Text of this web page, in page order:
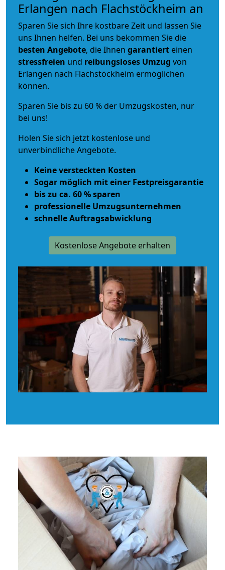
Erlangen nach Flachstöckheim an
Sparen Sie sich Ihre kostbare Zeit und lassen Sie
uns Ihnen helfen. Bei uns bekommen Sie die
besten Angebote, die Ihnen garantiert einen
stressfreien und reibungsloses Umzug von
Erlangen nach Flachstöckheim ermöglichen
können.
Sparen Sie bis zu 60 % der Umzugskosten, nur
bei uns!
Holen Sie sich jetzt kostenlose und
unverbindliche Angebote.
Keine versteckten Kosten
Sogar möglich mit einer Festpreisgarantie
bis zu ca. 60 % sparen
professionelle Umzugsunternehmen
schnelle Auftragsabwicklung
Kostenlose Angebote erhalten